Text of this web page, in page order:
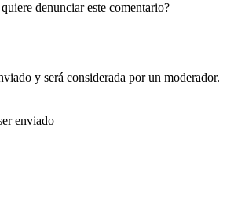
denunciar este comentario?
y será considerada por un moderador.
enviado